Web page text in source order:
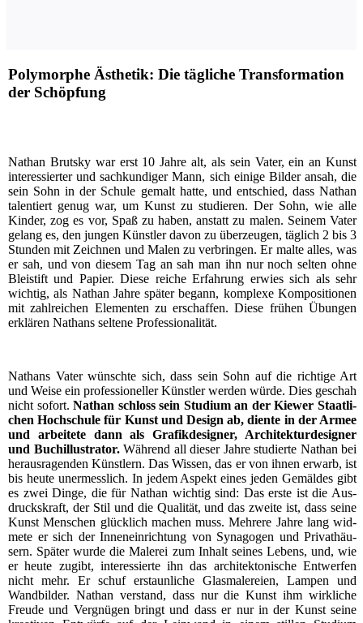
Polymorphe Ästhetik: Die tägliche Transformation
der Schöpfung
Nathan Brut­s­ky war erst 10 Jah­re alt, als sein Vater, ein an Kunst
inter­es­sier­ter und sach­kun­di­ger Mann, sich eini­ge Bil­der ansah, die
sein Sohn in der Schu­le gemalt hat­te, und ent­schied, dass Nathan
talen­tiert genug war, um Kunst zu stu­die­ren. Der Sohn, wie alle
Kin­der, zog es vor, Spaß zu haben, anstatt zu malen. Sei­nem Vater
gelang es, den jun­gen Künst­ler davon zu über­zeu­gen, täg­lich 2 bis 3
Stun­den mit Zeich­nen und Malen zu ver­brin­gen. Er mal­te alles, was
er sah, und von die­sem Tag an sah man ihn nur noch sel­ten ohne
Blei­stift und Papier. Die­se rei­che Erfah­rung erwies sich als sehr
wich­tig, als Nathan Jah­re spä­ter begann, kom­ple­xe Kom­po­si­tio­nen
mit zahl­rei­chen Ele­men­ten zu erschaf­fen. Die­se frü­hen Übun­gen
erklä­ren Nathans sel­te­ne Professionalität.
Nathans Vater wünsch­te sich, dass sein Sohn auf die rich­ti­ge Art
und Wei­se ein pro­fes­sio­nel­ler Künst­ler wer­den wür­de. Dies geschah
nicht sofort.Nathan schloss sein Stu­di­um an der Kie­wer Staat­li­
chen Hoch­schu­le für Kunst und Design ab, dien­te in der Armee
und arbei­te­te dann als Gra­fik­de­si­gner, Archi­tek­tur­de­si­gner
und Buch­il­lus­tra­tor.Wäh­rend all die­ser Jah­re stu­dier­te Nathan bei
her­aus­ra­gen­den Künst­lern. Das Wis­sen, das er von ihnen erwarb, ist
bis heu­te uner­mess­lich. In jedem Aspekt eines jeden Gemäl­des gibt
es zwei Din­ge, die für Nathan wich­tig sind: Das ers­te ist die Aus­
drucks­kraft, der Stil und die Qua­li­tät, und das zwei­te ist, dass sei­ne
Kunst Men­schen glück­lich machen muss. Meh­re­re Jah­re lang wid­
me­te er sich der Innen­ein­rich­tung von Syn­ago­gen und Pri­vat­häu­
sern. Spä­ter wur­de die Male­rei zum Inhalt sei­nes Lebens, und, wie
er heu­te zugibt, inter­es­sier­te ihn das archi­tek­to­ni­sche Ent­wer­fen
nicht mehr. Er schuf erstaun­li­che Glas­ma­le­rei­en, Lam­pen und
Wand­bil­der. Nathan ver­stand, dass nur die Kunst ihm wirk­li­che
Freu­de und Ver­gnü­gen bringt und dass er nur in der Kunst sei­ne